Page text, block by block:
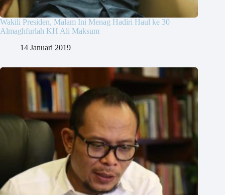
Wakili Presiden, Malam Ini Menag Hadiri Haul ke 30
Almaghfurlah KH Ali Maksum
14 Januari 2019